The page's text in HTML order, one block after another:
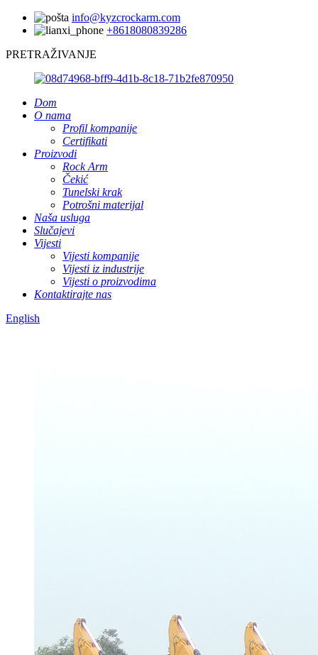
info@kyzcrockarm.com
+8618080839286
PRETRAŽIVANJE
Dom
O nama
Profil kompanije
Certifikati
Proizvodi
Rock Arm
Čekić
Tunelski krak
Potrošni materijal
Naša usluga
Slučajevi
Vijesti
Vijesti kompanije
Vijesti iz industrije
Vijesti o proizvodima
Kontaktirajte nas
English